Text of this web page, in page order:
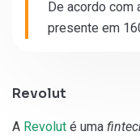
De acordo com
presente em
Revolut
A Revolut é uma